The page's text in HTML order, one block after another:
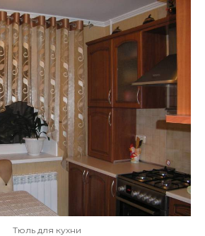
Тюль для кухни